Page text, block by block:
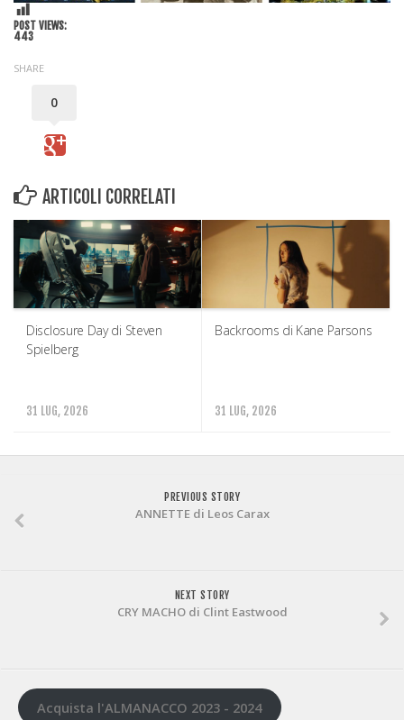
POST VIEWS:
443
SHARE
0
ARTICOLI CORRELATI
Disclosure Day di Steven
Spielberg
31 LUG, 2026
Backrooms di Kane Parsons
31 LUG, 2026
PREVIOUS STORY
ANNETTE di Leos Carax
NEXT STORY
CRY MACHO di Clint Eastwood
Acquista l'ALMANACCO 2023 - 2024